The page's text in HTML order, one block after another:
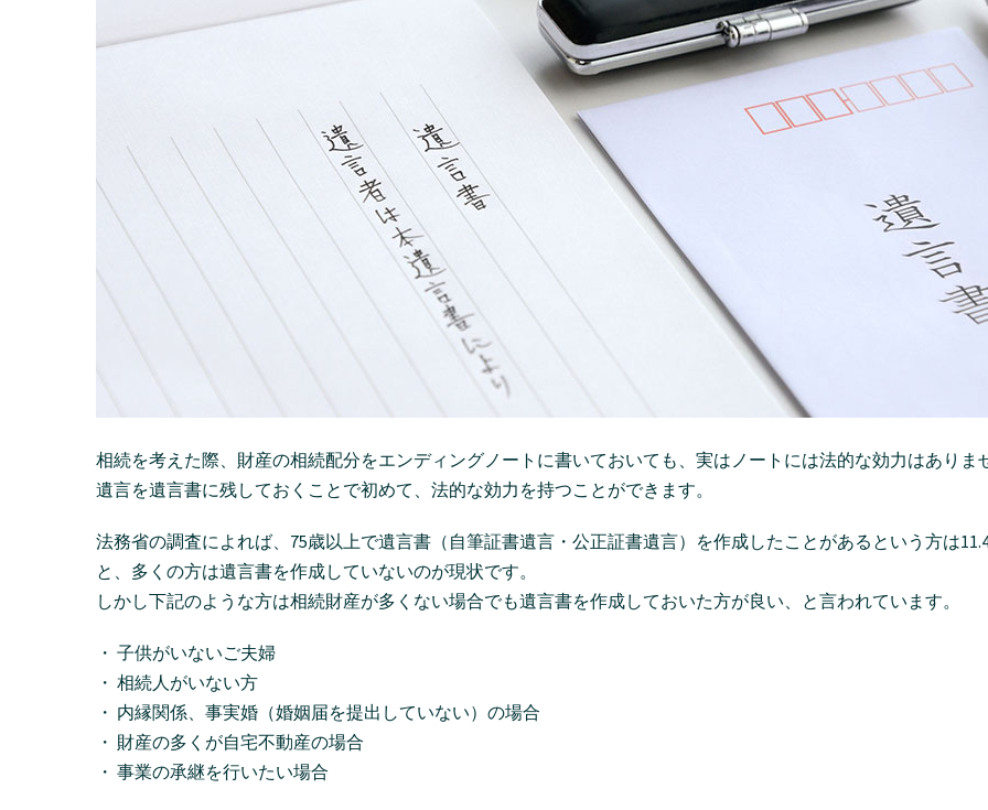
相続を考えた際、財産の相続配分をエンディングノートに書いておいても、実はノートには法的な効力はありま
遺言を遺言書に残しておくことで初めて、法的な効力を持つことができます。
法務省の調査によれば、75歳以上で遺言書（自筆証書遺言・公正証書遺言）を作成したことがあるという方は
と、多くの方は遺言書を作成していないのが現状です。
しかし下記のような方は相続財産が多くない場合でも遺言書を作成しておいた方が良い、と言われています。
・ 子供がいないご夫婦
・ 相続人がいない方
・ 内縁関係、事実婚（婚姻届を提出していない）の場合
・ 財産の多くが自宅不動産の場合
・ 事業の承継を行いたい場合